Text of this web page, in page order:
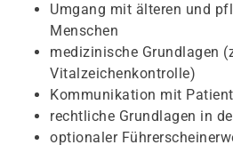
Umgang mit älteren und
Menschen
medizinische Grundlagen
Vitalzeichenkontrolle)
Kommunikation mit
rechtliche Grundlagen in
optionaler